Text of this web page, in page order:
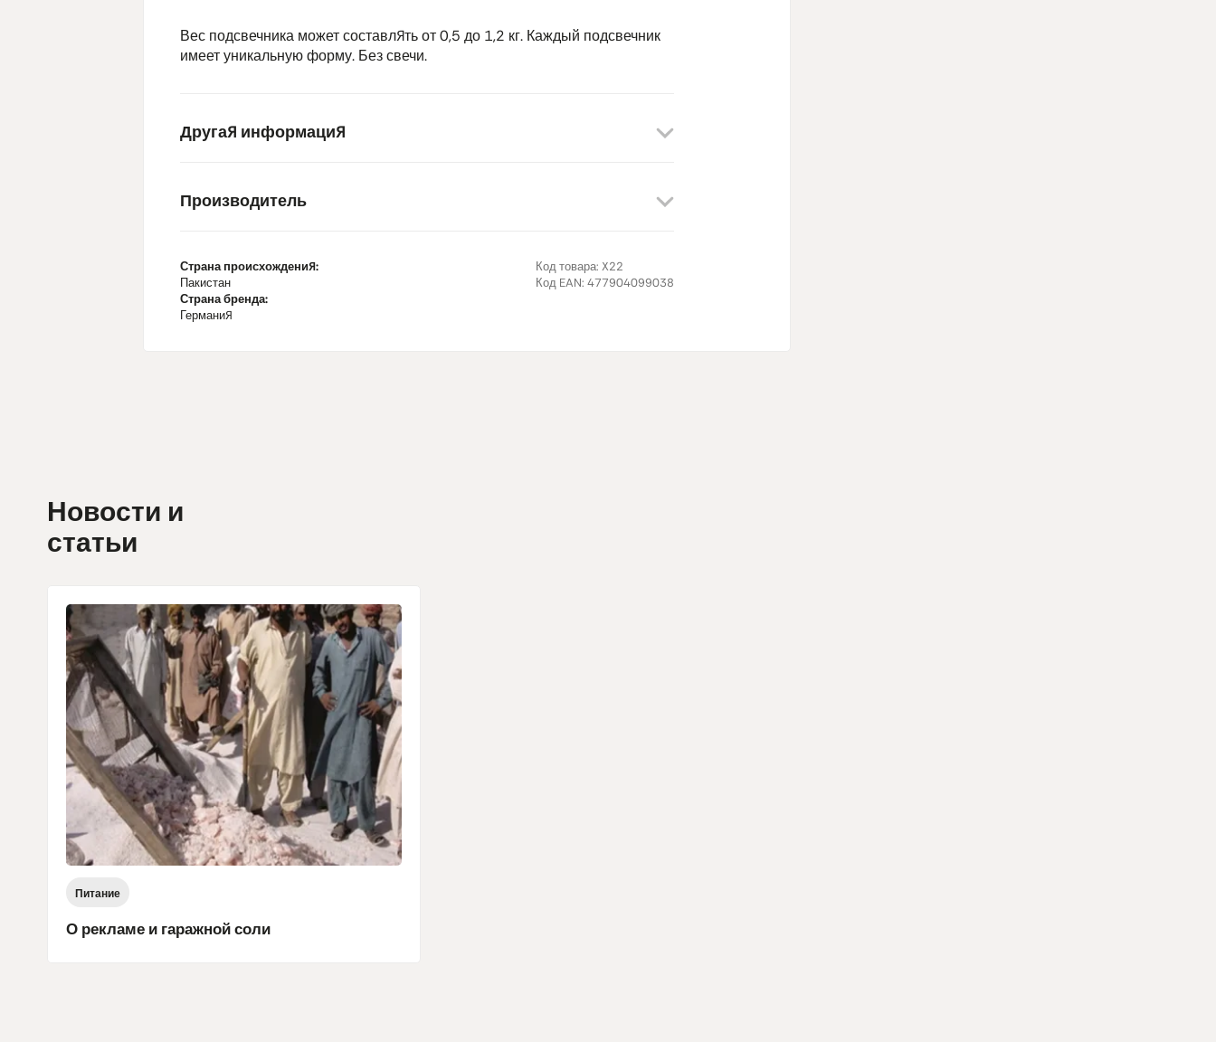
Вес подсвечника может составлять от 0,5 до 1,2 кг. Каждый подсвечник
имеет уникальную форму. Без свечи.
Другая информация
Производитель
Страна происхождения:
Пакистан
Страна бренда:
Германия
Код товара: X22
Код EAN: 477904099038
Новости и
статьи
Питание
О рекламе и гаражной соли